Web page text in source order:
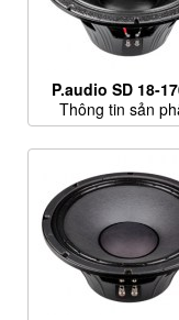
P.audio SD 18-
Thông tin sản